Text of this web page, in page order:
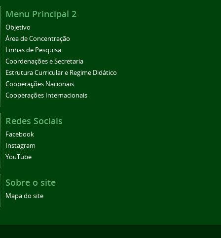
Menu Principal 2
Objetivo
Área de Concentração
Linhas de Pesquisa
Coordenações e Secretaria
Estrutura Curricular e Regime Didático
Cooperações Nacionais
Cooperações Internacionais
Redes Sociais
Facebook
Instagram
YouTube
Sobre o site
Mapa do site